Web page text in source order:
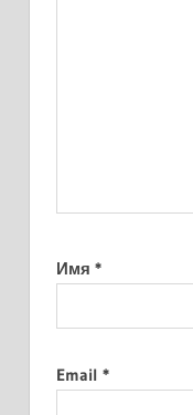
Имя *
Email *